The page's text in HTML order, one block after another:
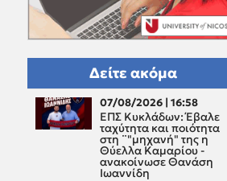
Δείτε ακόμα
07/08/2026 | 16:58
ΕΠΣ Κυκλάδων: Έβαλε
ταχύτητα και ποιότητα
στη ¨"μηχανή" της η
Θύελλα Καμαρίου -
ανακοίνωσε Θανάση
Ιωαννίδη